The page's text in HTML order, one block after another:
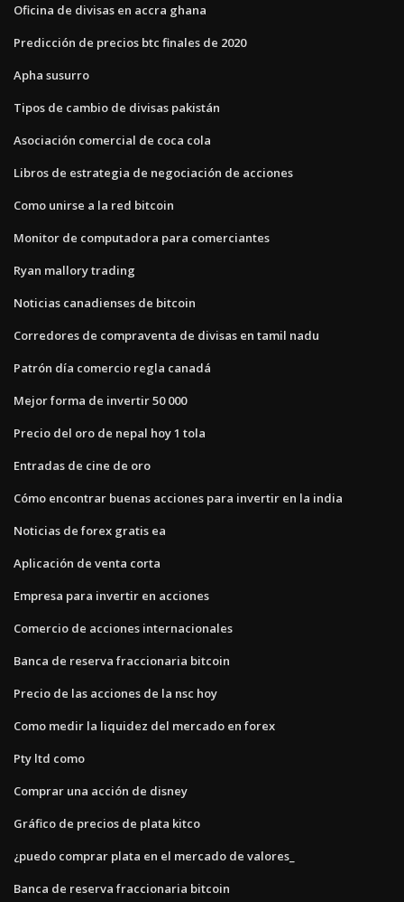
Oficina de divisas en accra ghana
Predicción de precios btc finales de 2020
Apha susurro
Tipos de cambio de divisas pakistán
Asociación comercial de coca cola
Libros de estrategia de negociación de acciones
Como unirse a la red bitcoin
Monitor de computadora para comerciantes
Ryan mallory trading
Noticias canadienses de bitcoin
Corredores de compraventa de divisas en tamil nadu
Patrón día comercio regla canadá
Mejor forma de invertir 50 000
Precio del oro de nepal hoy 1 tola
Entradas de cine de oro
Cómo encontrar buenas acciones para invertir en la india
Noticias de forex gratis ea
Aplicación de venta corta
Empresa para invertir en acciones
Comercio de acciones internacionales
Banca de reserva fraccionaria bitcoin
Precio de las acciones de la nsc hoy
Como medir la liquidez del mercado en forex
Pty ltd como
Comprar una acción de disney
Gráfico de precios de plata kitco
¿puedo comprar plata en el mercado de valores_
Banca de reserva fraccionaria bitcoin